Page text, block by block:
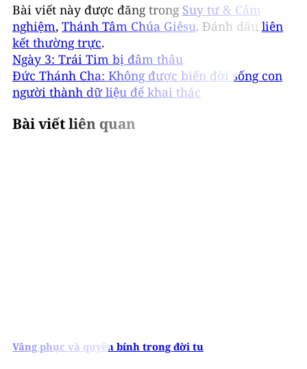
Bài viết này được đăng trong Suy tư & Cảm
nghiệm, Thánh Tâm Chúa Giêsu. Đánh dấu liên
kết thường trực.
Ngày 3: Trái Tim bị đâm thâu
Đức Thánh Cha: Không được biến đời sống con
người thành dữ liệu để khai thác
Bài viết liên quan
Vâng phục và quyền bính trong đời tu